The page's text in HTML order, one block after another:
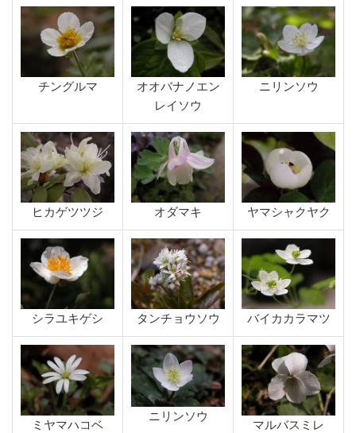
チングルマ
オオバナノエン
レイソウ
ニリンソウ
ヒカゲツツジ オダマキ ヤマシャクヤク
シラユキゲシ タンチョウソウ バイカカラマツ
ミヤマハコベ
ニリンソウ
マルバスミレ